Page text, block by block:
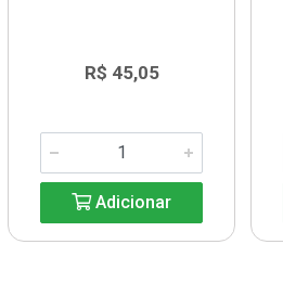
R$ 45,05
Adicionar